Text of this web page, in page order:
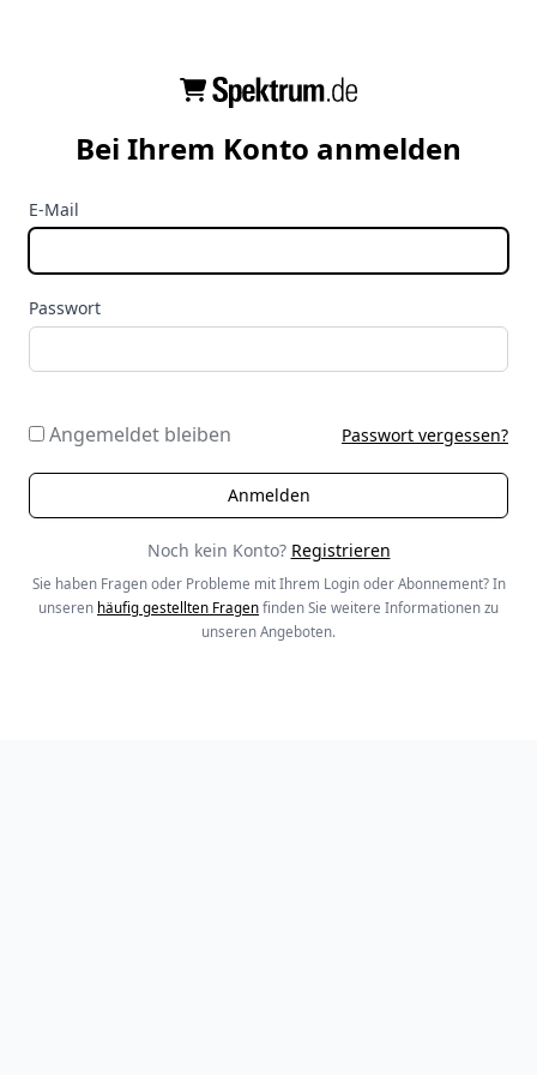
Bei Ihrem Konto anmelden
E-Mail
Passwort
Angemeldet bleiben Passwort vergessen?
Noch kein Konto? Registrieren
Sie haben Fragen oder Probleme mit Ihrem Login oder Abonnement? In
unseren häufig gestellten Fragen finden Sie weitere Informationen zu
unseren Angeboten.